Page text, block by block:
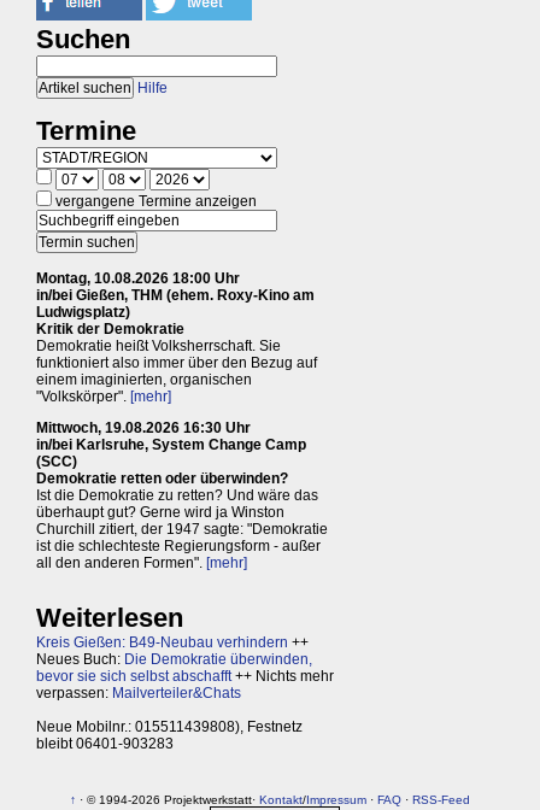
Suchen
Hilfe
Termine
vergangene Termine anzeigen
Montag, 10.08.2026 18:00 Uhr
in/bei Gießen, THM (ehem. Roxy-Kino am
Ludwigsplatz)
Kritik der Demokratie
Demokratie heißt Volksherrschaft. Sie
funktioniert also immer über den Bezug auf
einem imaginierten, organischen
"Volkskörper". [mehr]
Mittwoch, 19.08.2026 16:30 Uhr
in/bei Karlsruhe, System Change Camp
(SCC)
Demokratie retten oder überwinden?
Ist die Demokratie zu retten? Und wäre das
überhaupt gut? Gerne wird ja Winston
Churchill zitiert, der 1947 sagte: "Demokratie
ist die schlechteste Regierungsform - außer
all den anderen Formen". [mehr]
Weiterlesen
Kreis Gießen: B49-Neubau verhindern ++
Neues Buch: Die Demokratie überwinden,
bevor sie sich selbst abschafft++ Nichts mehr
verpassen: Mailverteiler&Chats
Neue Mobilnr.: 015511439808), Festnetz
bleibt 06401-903283
↑ · © 1994-2026 Projektwerkstatt· Kontakt/Impressum · FAQ · RSS-Feed